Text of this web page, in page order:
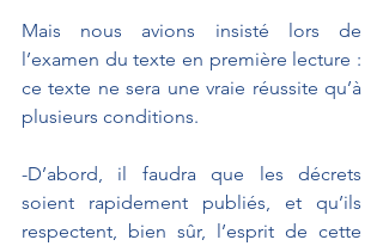
Mais nous avions insisté lors de
l’examen du texte en première lecture :
ce texte ne sera une vraie réussite qu’à
plusieurs conditions.
-D’abord, il faudra que les décrets
soient rapidement publiés, et qu’ils
respectent, bien sûr, l’esprit de cette